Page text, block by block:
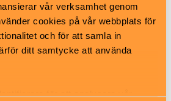
vår verksamhet genom
cookies på vår webbplats för
och för att samla in
ditt samtycke att använda
för att analysera vår
trafiklek och cykelpark kan barn
trafikregler. Här finns
i mini-format.
finns det en pumptracks-